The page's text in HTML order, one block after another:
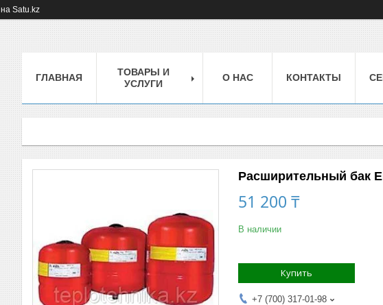
на Satu.kz
ГЛАВНАЯ
ТОВАРЫ И
УСЛУГИ
О НАС КОНТАКТЫ
Расширительный бак
51 200 ₸
В наличии
Купить
+7 (700) 317-01-98